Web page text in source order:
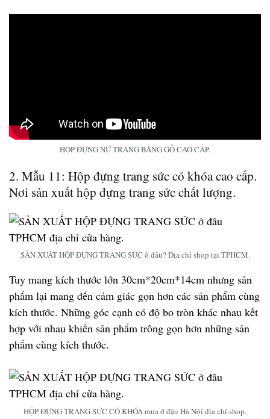
HỘP ĐỰNG NỮ TRANG BẰNG GỖ CAO CẤP.
2. Mẫu 11: Hộp đựng trang sức có khóa cao cấp.
Nơi sản xuất hộp đựng trang sức chất lượng.
SẢN XUẤT HỘP ĐỰNG TRANG SỨC ở đâu? Địa chỉ shop tại TPHCM.
Tuy mang kích thước lớn 30cm*20cm*14cm nhưng sản
phẩm lại mang đến cảm giác gọn hơn các sản phẩm cùng
kích thước. Những góc cạnh có độ bo tròn khác nhau kết
hợp với nhau khiến sản phẩm trông gọn hơn những sản
phẩm cùng kích thước.
HỘP ĐỰNG TRANG SỨC CÓ KHÓA mua ở đâu Hà Nội địa chỉ shop.